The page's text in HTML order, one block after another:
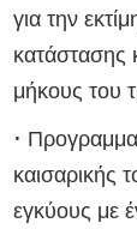
για την
κατάστασης
μήκους του
•
καισαρικής
εγκύους με